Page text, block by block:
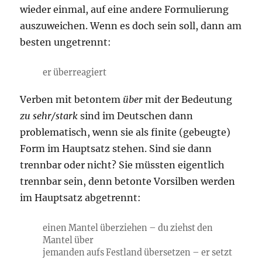
wieder einmal, auf eine andere Formulierung
auszuweichen. Wenn es doch sein soll, dann am
besten ungetrennt:
er überreagiert
Verben mit betontem über mit der Bedeutung
zu sehr/stark sind im Deutschen dann
problematisch, wenn sie als finite (gebeugte)
Form im Hauptsatz stehen. Sind sie dann
trennbar oder nicht? Sie müssten eigentlich
trennbar sein, denn betonte Vorsilben werden
im Hauptsatz abgetrennt:
einen Mantel überziehen – du ziehst den
Mantel über
jemanden aufs Festland übersetzen – er setzt